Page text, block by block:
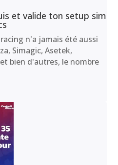
et valide ton setup sim
n'a jamais été aussi
Simagic, Asetek,
bien d'autres, le nombre